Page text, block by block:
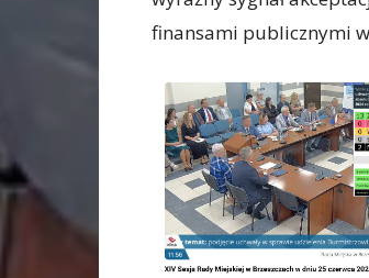
finansami publicznymi